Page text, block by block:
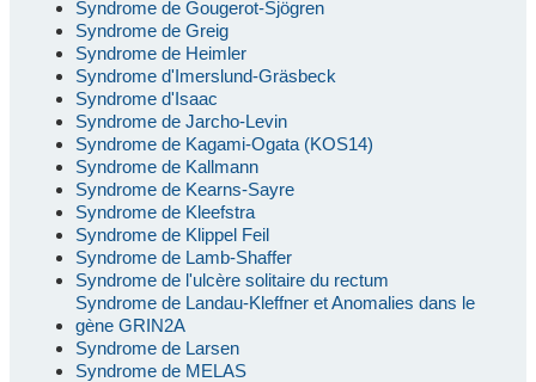
Syndrome de Gougerot-Sjögren
Syndrome de Greig
Syndrome de Heimler
Syndrome d'Imerslund-Gräsbeck
Syndrome d'Isaac
Syndrome de Jarcho-Levin
Syndrome de Kagami-Ogata (KOS14)
Syndrome de Kallmann
Syndrome de Kearns-Sayre
Syndrome de Kleefstra
Syndrome de Klippel Feil
Syndrome de Lamb-Shaffer
Syndrome de l'ulcère solitaire du rectum
Syndrome de Landau-Kleffner et Anomalies dans le
gène GRIN2A
Syndrome de Larsen
Syndrome de MELAS